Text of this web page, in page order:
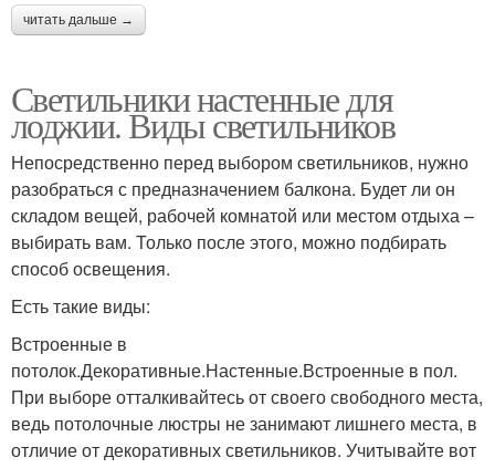
читать дальше →
Светильники настенные для
лоджии. Виды светильников
Непосредственно перед выбором светильников, нужно
разобраться с предназначением балкона. Будет ли он
складом вещей, рабочей комнатой или местом отдыха –
выбирать вам. Только после этого, можно подбирать
способ освещения.
Есть такие виды:
Встроенные в
потолок.Декоративные.Настенные.Встроенные в пол.
При выборе отталкивайтесь от своего свободного места,
ведь потолочные люстры не занимают лишнего места, в
отличие от декоративных светильников. Учитывайте вот